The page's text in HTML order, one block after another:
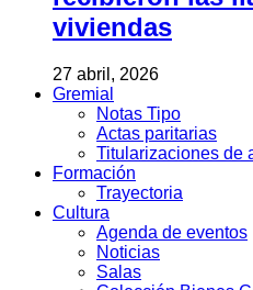
viviendas
27 abril, 2026
Gremial
Notas Tipo
Actas paritarias
Titularizaciones de
Formación
Trayectoria
Cultura
Agenda de eventos
Noticias
Salas